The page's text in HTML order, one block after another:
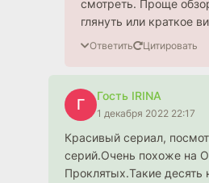
смотреть. Проще
глянуть или краткое
Ответить Цитировать
Г
Гость IRINA
1 декабря 2022 22:17
Красивый сериал,
серий.Очень похоже на
Проклятых.Такие десять